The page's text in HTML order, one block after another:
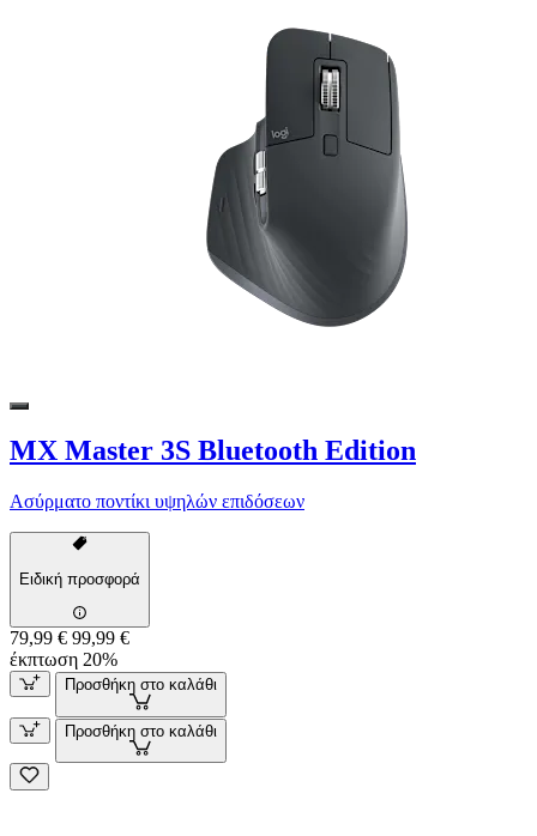
MX Master 3S Bluetooth Edition
Ασύρματο ποντίκι υψηλών επιδόσεων
Ειδική προσφορά
79,99 € 99,99 €
έκπτωση 20%
Προσθήκη στο καλάθι
Προσθήκη στο καλάθι